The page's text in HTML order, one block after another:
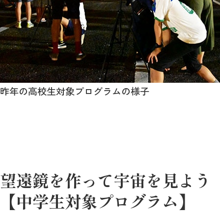
昨年の高校生対象プログラムの様子
望遠鏡を作って宇宙を見よう
【中学生対象プログラム】